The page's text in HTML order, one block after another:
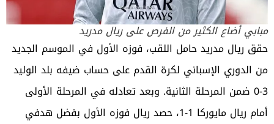
مبابي أضاع الكثير من الفرص على ريال مدريد
حقق ريال مدريدحامل اللقب، فوزه الأول في الموسم الجديد
من الدوري الإسباني لكرة القدم على حساب ضيفه بلد الوليد
3-0 ضمن المرحلة الثانية. وبعد تعادله في المرحلة الأولى
أمام ريال مايوركا 1-1، حصد ريال فوزه الأول بفضل هدفي